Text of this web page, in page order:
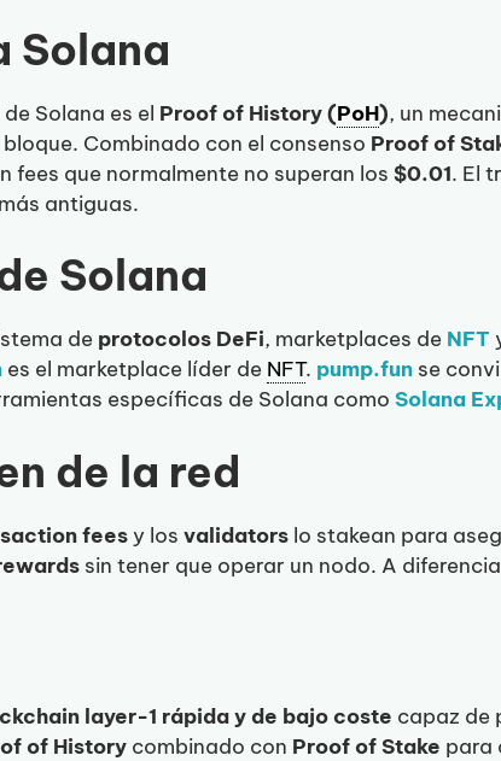
Solana
Solana es el Proof of History (PoH), un
Combinado con el consenso Proof of
fees que normalmente no superan los $0.01. El
antiguas.
Solana
de protocolos DeFi, marketplaces de NFT
es el marketplace líder de NFT. pump.fun se
específicas de Solana como Solana
de la red
fees y los validators lo stakean para
sin tener que operar un nodo. A
layer-1 rápida y de bajo coste capaz de
of History combinado con Proof of Stake para